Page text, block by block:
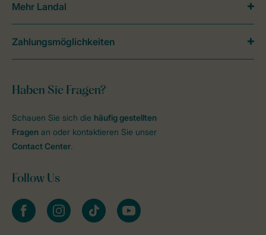
Haben Sie Fragen?
Schauen Sie sich die häufig gestellten
Fragen an oder kontaktieren Sie unser
Contact Center.
Follow Us
facebookinstagramtiktok youtube
Mehr Landal
Zahlungsmöglichkeiten